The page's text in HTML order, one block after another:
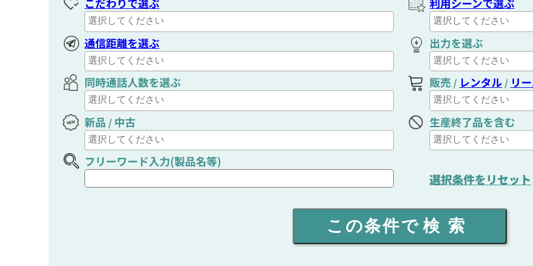
こだわりで選ぶ 利用シーンで選ぶ
通信距離を選ぶ 出力を選ぶ
同時通話人数を選ぶ 販売 / レンタル / リ
新品 / 中古 生産終了品を含む
フリーワード入力(製品名等)
選択条件をリセット
この条件で 検索